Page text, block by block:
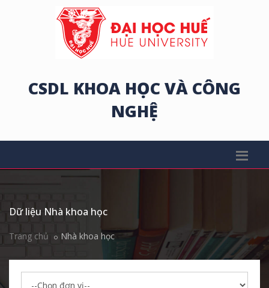
CSDL KHOA HỌC VÀ CÔNG
NGHỆ
Dữ liệu Nhà khoa học
Trang chủ Nhà khoa học